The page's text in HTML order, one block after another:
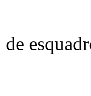
de